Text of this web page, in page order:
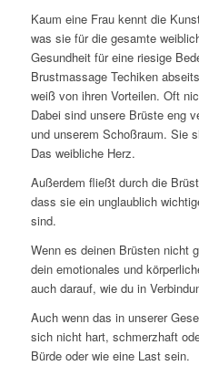
Kaum eine Frau kennt die
was sie für die gesamte
Gesundheit für eine riesige
Brustmassage Techiken
weiß von ihren Vorteilen. Oft
Dabei sind unsere Brüste eng
und unserem Schoßraum. Sie
Das weibliche Herz.
Außerdem fließt durch die
dass sie ein unglaublich
sind.
Wenn es deinen Brüsten nicht
dein emotionales und
auch darauf, wie du in
Auch wenn das in unserer
sich nicht hart, schmerzhaft
Bürde oder wie eine Last sein.